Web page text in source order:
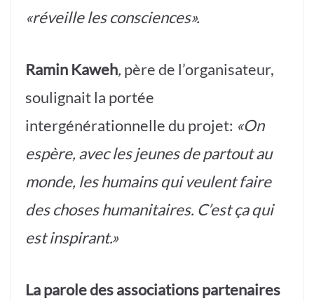
«réveille les consciences».
Ramin Kaweh, père de l’organisateur,
soulignait la portée
intergénérationnelle du projet: «On
espère, avec les jeunes de partout au
monde, les humains qui veulent faire
des choses humanitaires. C’est ça qui
est inspirant.»
La parole des associations partenaires